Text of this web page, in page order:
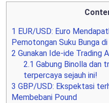
1 EUR/USD: Euro
Pemotongan Suku Bunga di
2 Gunakan Ide-ide Trading
2.1 Gabung Binolla dan
terpercaya sejauh ini!
3 GBP/USD: Ekspektasi
Membebani Pound